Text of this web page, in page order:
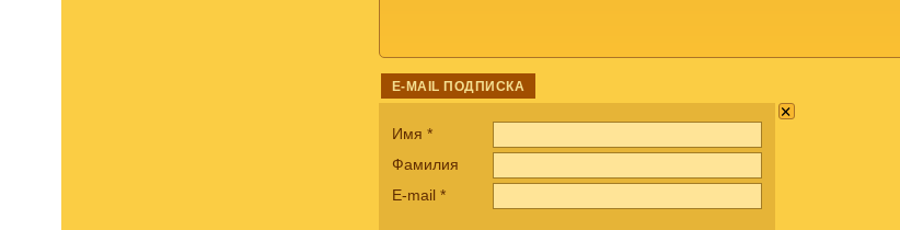
E-MAIL ПОДПИСКА
×
Имя *
Фамилия
E-mail *